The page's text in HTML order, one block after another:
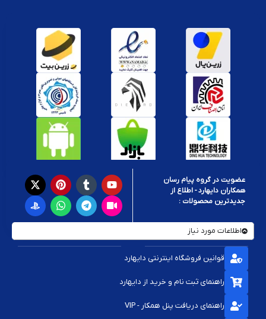
عضویت در گروه پیام رسان
همکاران دایهارد - اطلاع از
جدیدترین محصولات :
اطلاعات مورد نیاز
قوانین فروشگاه اینترنتی دایهارد
راهنمای ثبت نام و خرید از دایهارد
راهنمای دریافت پنل همکار - VIP